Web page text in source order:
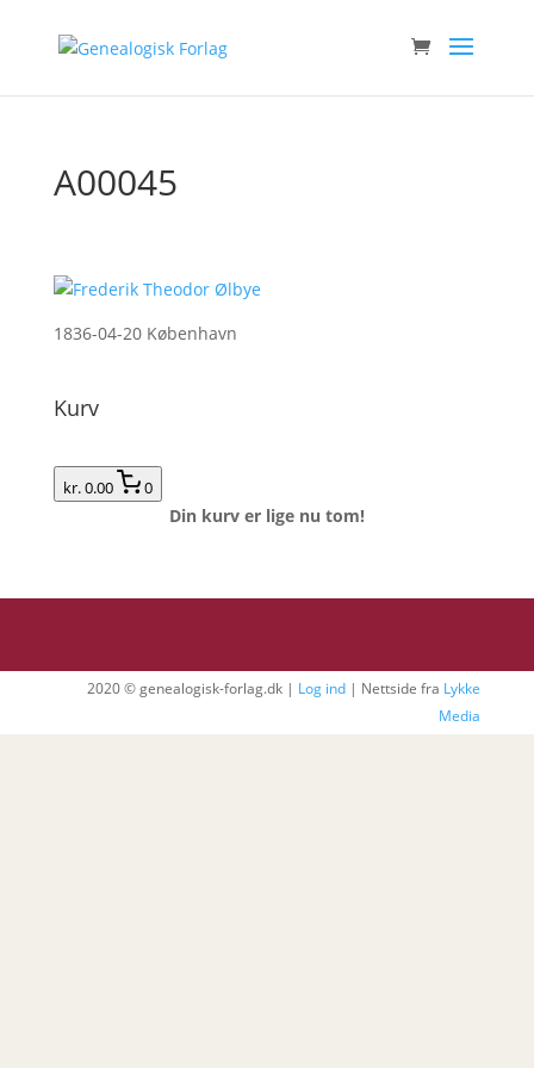
A00045
1836-04-20 København
Kurv
kr. 0.00 0
Din kurv er lige nu tom!
2020 © genealogisk-forlag.dk | Log ind | Nettside fra Lykke
Media